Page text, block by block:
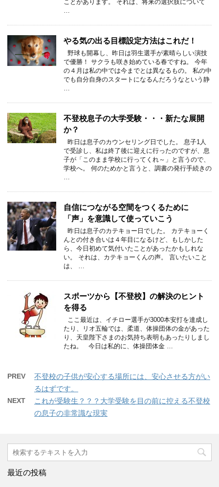
ことがあります。 それは、将来の選択肢について
…
やる気の出る目標設定方法はこれだ！
野球も開幕し、昨日は羽生選手が素晴らしい演技
で優勝！ サクラも咲き始めている春ですね。 今年
の４月は私の中では今までとは異なるもの。 私の中
でも自分自身のスタートになるんだろうなという静
…
不登校息子の大学受験・・・新たな展開
か？
昨日は息子のカウンセリング日でした。 息子1人
で受診し、私は終了後に迎えに行ったのですが、息
子が「このまま学校に行ってくれ～」と言うので、
学校へ。 何のためかと言うと、調書の発行手続きの
…
自信につながる空間をつくるために
「声」を意識して使っていこう
昨日は息子のカテキョー日でした。 カテキョーく
んとの付き合いは４年目になるけど、もしかした
ら、今日初めて気付いたことがあったかもしれな
い。 それは、カテキョーくんの声。 言いたいこと
は、 …
スポーツから【不登校】の解決のヒント
を得る
ここ最近は、イチロー選手が3000本安打を達成し
たり、リオ五輪では、柔道、体操団体の金があった
り、天皇陛下さまのお気持ち表明もあったりしまし
たね。 今日は私的に、体操団体金 …
PREV
不登校の子供が安心する場所には、安心させる方がい
るはずです。
NEXT
これが受験生？？？大学受験を目の前に控える不登校
の息子の非常識な現実
最近の投稿